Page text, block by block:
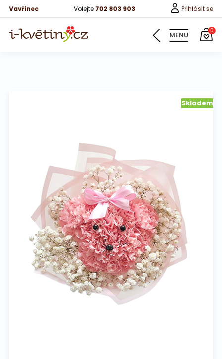
Vavřinec Volejte 702 803 903 Přihlásit se
MENU 0
Růže 40cm
Bonboniery
Na pohřeb
Skladem